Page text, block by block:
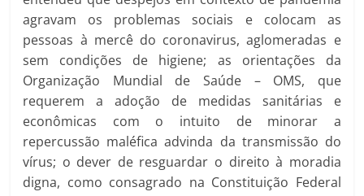
agravam os problemas sociais e colocam as
pessoas à mercê do coronavirus, aglomeradas e
sem condições de higiene; as orientações da
Organização Mundial de Saúde – OMS, que
requerem a adoção de medidas sanitárias e
econômicas com o intuito de minorar a
repercussão maléfica advinda da transmissão do
vírus; o dever de resguardar o direito à moradia
digna, como consagrado na Constituição Federal